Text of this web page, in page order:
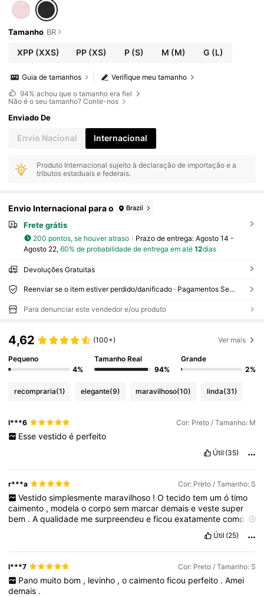
Tamanho BR
XPP(XXS) PP (XS) P (S) M (M) G (L)
Verifique meu tamanho
Guia de tamanhos
94% achou que o tamanho era fiel
Não é o seu tamanho? Conte-nos
Enviado De
Envio Nacional Internacional
Produto Internacional sujeito à declaração de importação e a
tributos estaduais e federais.
Envio Internacional para o Brazil
Frete grátis
200 pontos, se houver atraso Prazo de entrega: Agosto 14 -
Agosto 22, 60% de probabilidade de entrega em até 12dias
Devoluções Gratuitas
Reenviar se o item estiver perdido/danificado · Pagamentos Seguros · Proteção de privacidade
Para denunciar este vendedor e/ou produto
4,62 (100+) Ver mais
Pequeno
4%
Tamanho Real
94%
Grande
2%
recompraria(1) elegante(9) maravilhoso(10) linda(31)
l***6 Cor: Preto / Tamanho: M
Esse vestido é perfeito
Útil (35)
r***a Cor: Preto / Tamanho: S
Vestido simplesmente maravilhoso ! O tecido tem um ó timo
caimento , modelaocorposem marcardemaisevestesuper
bem .Aqualidade mesurpreendeueficouexatamentecomo
Útil (25)
l***7 Cor: Preto / Tamanho: S
Pano muito bom , levinho , o caimento ficou perfeito . Amei
demais .